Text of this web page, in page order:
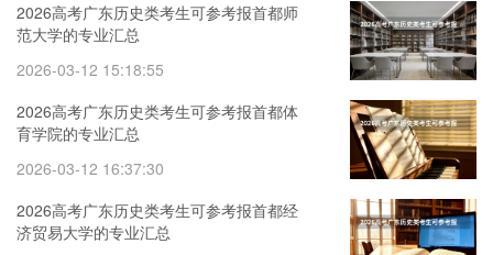
2026高考广东历史类考生可参考报首都师
范大学的专业汇总
2026-03-12 15:18:55
2026高考广东历史类考生可参考报首都体
育学院的专业汇总
2026-03-12 16:37:30
2026高考广东历史类考生可参考报首都经
济贸易大学的专业汇总